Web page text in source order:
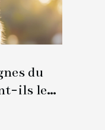
du
ils les
?